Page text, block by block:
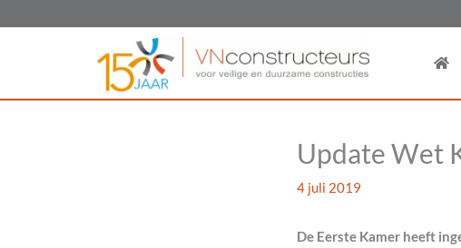
Update Wet
4 juli 2019
De Eerste Kamer heeft